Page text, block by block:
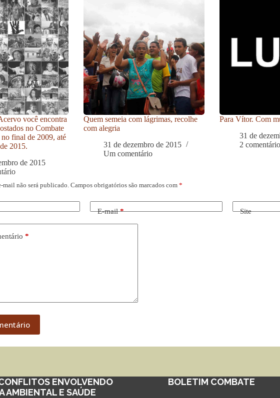
você encontra
no Combate
final de 2009, até
2015.
de 2015
Quem semeia com lágrimas, recolhe
com alegria
31 de dezembro de 2015
Um comentário
Para Vítor. Com
31 de
2
mail não será publicado. Campos obrigatórios são marcados com *
E-mail* Site
*
ENVOLVENDO
AMBIENTAL E SAÚDE
BOLETIM COMBATE